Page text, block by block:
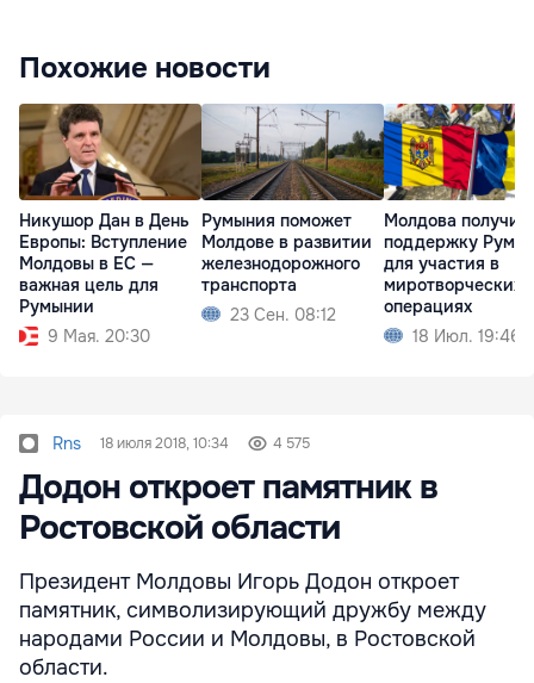
Похожие новости
Никушор Дан в День
Европы: Вступление
Молдовы в ЕС —
важная цель для
Румынии
9 Мая. 20:30
Румыния поможет
Молдове в развитии
железнодорожного
транспорта
23 Сен. 08:12
Молдова получит
поддержку
для участия в
миротворческих
операциях
18 Июл. 19:46
Rns 18 июля 2018, 10:34 4 575
Додон откроет памятник в
Ростовской области
Президент Молдовы Игорь Додон откроет
памятник, символизирующий дружбу между
народами России и Молдовы, в Ростовской
области.